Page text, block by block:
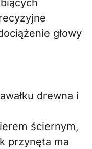
głowy
drewna i
ściernym,
przynęta ma